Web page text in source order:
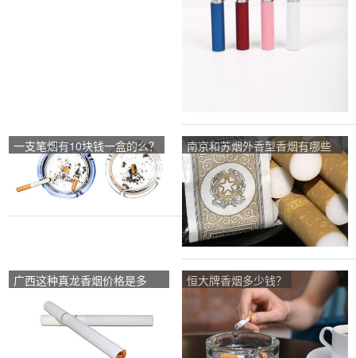
一支笔烟有10块钱一盒的么？
南京和苏烟外香型香烟有哪些
价位是多少？
广西这种真龙香烟价格是多
恒大牌香烟多少钱？